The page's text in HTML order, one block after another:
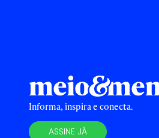
Informa, inspira e conecta.
ASSINE JÁ